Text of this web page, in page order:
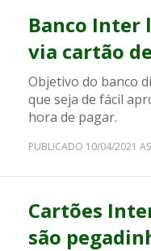
Banco Inter
via cartão
Objetivo do banco
que seja de fácil
hora de pagar.
PUBLICADO 10/04/2021 AS
Cartões
são